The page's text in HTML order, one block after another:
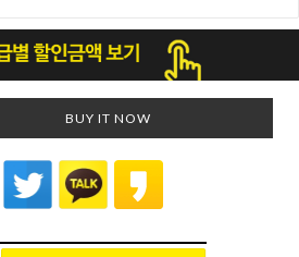
BUY IT NOW